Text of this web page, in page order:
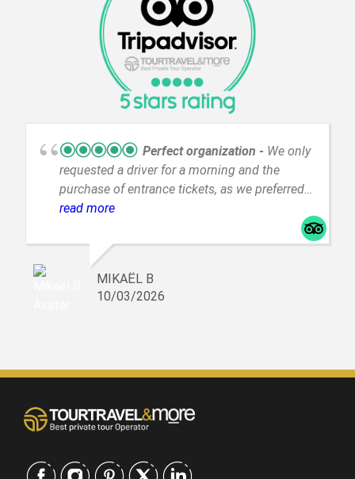
Perfect organization
We only
requested a driver for a morning and the
purchase of entrance tickets, as we preferred
to visit the Valley of the Queens and Habu
friendly, understanding, and a careful driver.
Communication via email with Pilar Collaretti
was efficient, and the agency adapted well to
our needs, offering a quality service at a
read more
MIKAËL B
10/03/2026